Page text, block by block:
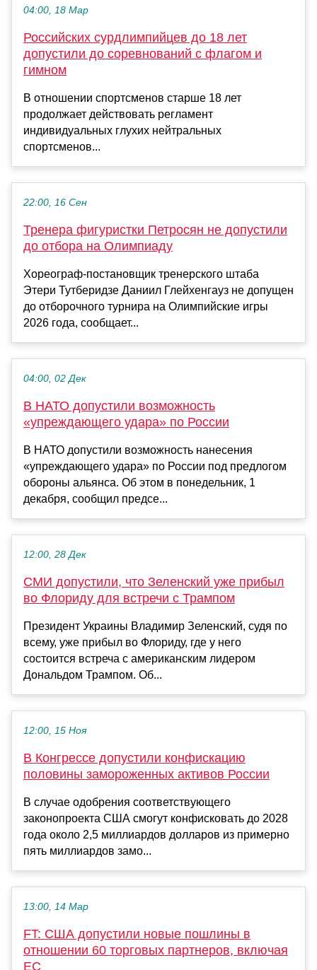
04:00, 18 Мар
Российских сурдлимпийцев до 18 лет
допустили до соревнований с флагом и
гимном
В отношении спортсменов старше 18 лет
продолжает действовать регламент
индивидуальных глухих нейтральных
спортсменов...
22:00, 16 Сен
Тренера фигуристки Петросян не допустили
до отбора на Олимпиаду
Хореограф-постановщик тренерского штаба
Этери Тутберидзе Даниил Глейхенгауз не допущен
до отборочного турнира на Олимпийские игры
2026 года, сообщает...
04:00, 02 Дек
В НАТО допустили возможность
«упреждающего удара» по России
В НАТО допустили возможность нанесения
«упреждающего удара» по России под предлогом
обороны альянса. Об этом в понедельник, 1
декабря, сообщил предсе...
12:00, 28 Дек
СМИ допустили, что Зеленский уже прибыл
во Флориду для встречи с Трампом
Президент Украины Владимир Зеленский, судя по
всему, уже прибыл во Флориду, где у него
состоится встреча с американским лидером
Дональдом Трампом. Об...
12:00, 15 Ноя
В Конгрессе допустили конфискацию
половины замороженных активов России
В случае одобрения соответствующего
законопроекта США смогут конфисковать до 2028
года около 2,5 миллиардов долларов из примерно
пять миллиардов замо...
13:00, 14 Мар
FT: США допустили новые пошлины в
отношении 60 торговых партнеров, включая
ЕС